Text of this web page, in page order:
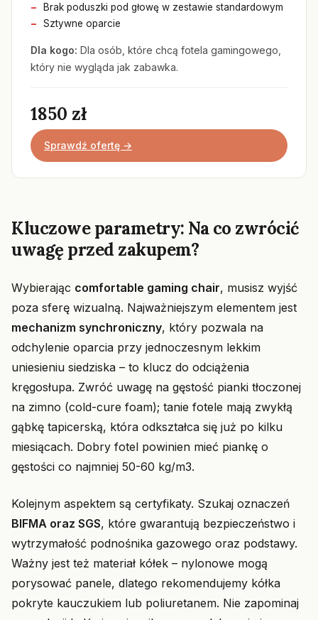
Brak poduszki pod głowę w zestawie standardowym
Sztywne oparcie
Dla kogo: Dla osób, które chcą fotela gamingowego,
który nie wygląda jak zabawka.
1850 zł
Sprawdź ofertę →
Kluczowe parametry: Na co zwrócić
uwagę przed zakupem?
Wybierając comfortable gaming chair, musisz wyjść
poza sferę wizualną. Najważniejszym elementem jest
mechanizm synchroniczny, który pozwala na
odchylenie oparcia przy jednoczesnym lekkim
uniesieniu siedziska – to klucz do odciążenia
kręgosłupa. Zwróć uwagę na gęstość pianki tłoczonej
na zimno (cold-cure foam); tanie fotele mają zwykłą
gąbkę tapicerską, która odkształca się już po kilku
miesiącach. Dobry fotel powinien mieć piankę o
gęstości co najmniej 50-60 kg/m3.
Kolejnym aspektem są certyfikaty. Szukaj oznaczeń
BIFMA oraz SGS, które gwarantują bezpieczeństwo i
wytrzymałość podnośnika gazowego oraz podstawy.
Ważny jest też materiał kółek – nylonowe mogą
porysować panele, dlatego rekomendujemy kółka
pokryte kauczukiem lub poliuretanem. Nie zapominaj